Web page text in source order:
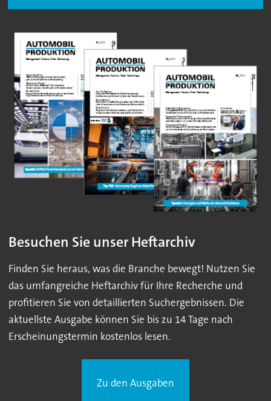
Besuchen Sie unser Heftarchiv
Finden Sie heraus, was die Branche bewegt! Nutzen Sie
das umfangreiche Heftarchiv für Ihre Recherche und
profitieren Sie von detaillierten Suchergebnissen. Die
aktuellste Ausgabe können Sie bis zu 14 Tage nach
Erscheinungstermin kostenlos lesen.
Zu den Ausgaben